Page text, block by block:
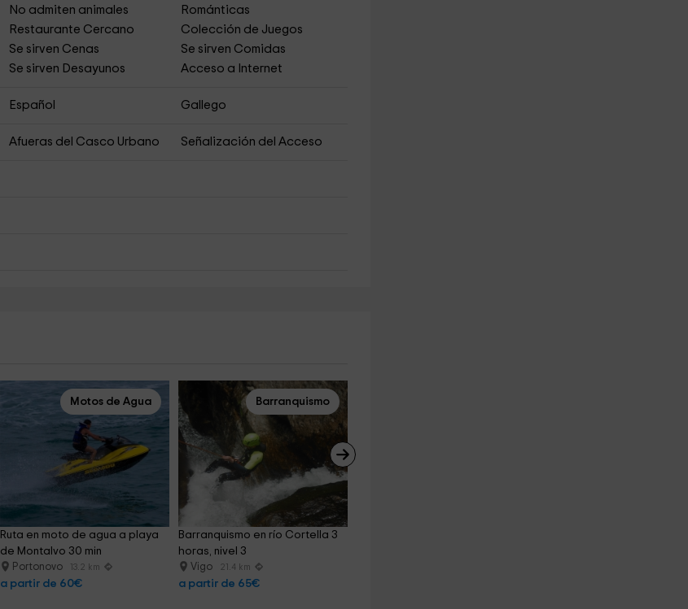
No admiten animales
Románticas
Restaurante Cercano
Colección de Juegos
Se sirven Cenas
Se sirven Comidas
Se sirven Desayunos Acceso a Internet
Español Gallego
Afueras del Casco Urbano Señalización del Acceso
Motos de Agua
Ruta en moto de agua a playa
de Montalvo 30 min
Portonovo 13.2 km
a partir de 60€
Barranquismo
Barranquismo en río Cortella 3
horas, nivel 3
Vigo 21.4 km
a partir de 65€